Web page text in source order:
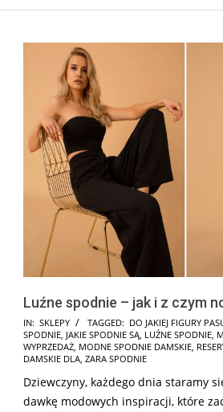
Luźne spodnie – jak i z czym
2025-
03-
09
IN: SKLEPY TAGGED: DO JAKIEJ FIGURY
SPODNIE, JAKIE SPODNIE SĄ, LUŹNE SPODNIE,
WYPRZEDAŻ, MODNE SPODNIE DAMSKIE,
DAMSKIE DLA, ZARA SPODNIE
Dziewczyny, każdego dnia staramy
dawkę modowych inspiracji, które